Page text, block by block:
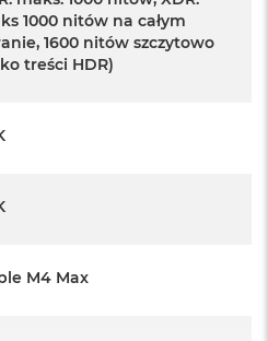
przy pierwszym uruchomieniu
1000 nitów na całym
1600 nitów szczytowo
treści HDR)
M4 Max